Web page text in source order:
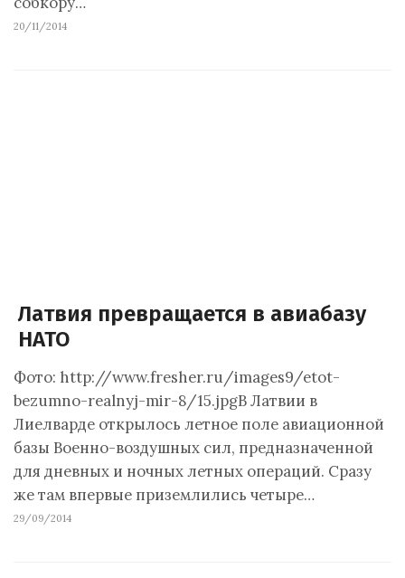
20/11/2014
Латвия превращается в авиабазу
НАТО
Фото: http://www.fresher.ru/images9/etot-
bezumno-realnyj-mir-8/15.jpgВ Латвии в
Лиелварде открылось летное поле авиационной
базы Военно-воздушных сил, предназначенной
для дневных и ночных летных операций. Сразу
же там впервые приземлились четыре…
29/09/2014